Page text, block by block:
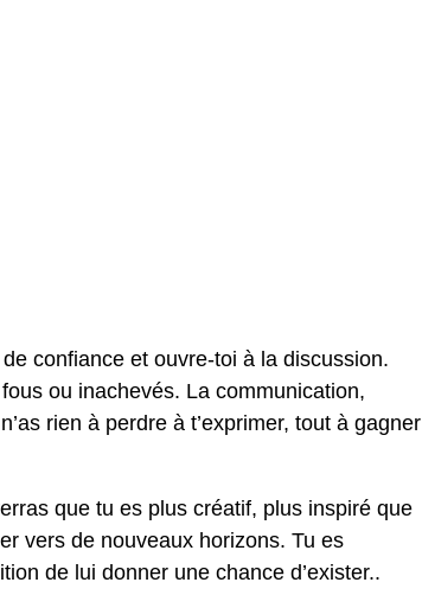
confiance et ouvre-toi à la discussion.
ou inachevés. La communication,
rien à perdre à t’exprimer, tout à gagner
que tu es plus créatif, plus inspiré que
vers de nouveaux horizons. Tu es
de lui donner une chance d’exister..